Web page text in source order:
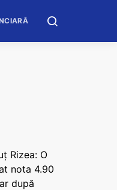
Rizea: O
nota 4.90
după